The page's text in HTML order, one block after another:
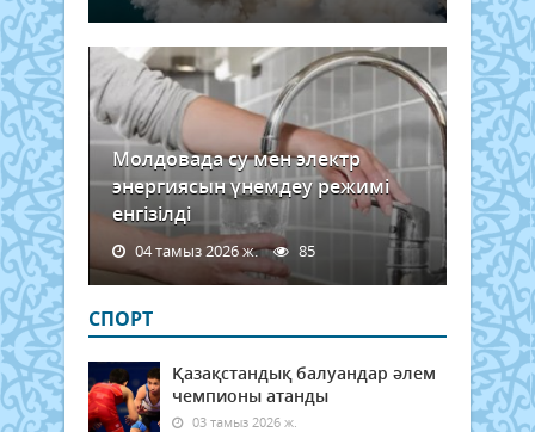
Молдовада су мен электр
энергиясын үнемдеу режимі
енгізілді
04 тамыз 2026 ж. 85
СПОРТ
Қазақстандық балуандар әлем
чемпионы атанды
03 тамыз 2026 ж.